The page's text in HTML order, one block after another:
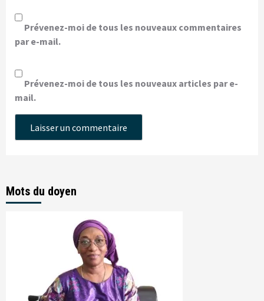
Prévenez-moi de tous les nouveaux commentaires
par e-mail.
Prévenez-moi de tous les nouveaux articles par e-
mail.
Mots du doyen